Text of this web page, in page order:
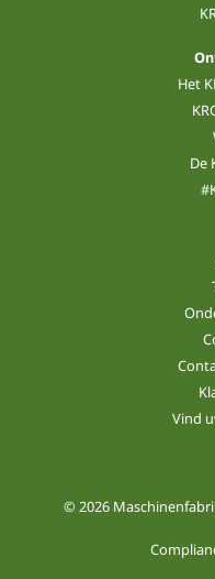
Het
De
Vind
© 2026